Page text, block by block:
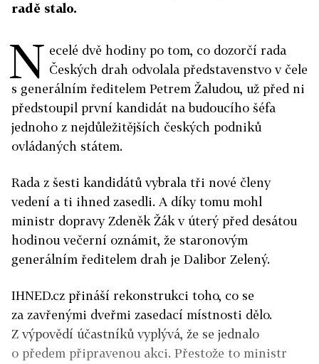
radě stalo.
N ecelé dvě hodiny po tom, co dozorčí rada
Českých drah odvolala představenstvo v čele
s generálním ředitelem Petrem Žaludou, už před ni
předstoupil první kandidát na budoucího šéfa
jednoho z nejdůležitějších českých podniků
ovládaných státem.
Rada z šesti kandidátů vybrala tři nové členy
vedení a ti ihned zasedli. A díky tomu mohl
ministr dopravy Zdeněk Žák v úterý před desátou
hodinou večerní oznámit, že staronovým
generálním ředitelem drah je Dalibor Zelený.
IHNED.cz přináší rekonstrukci toho, co se
za zavřenými dveřmi zasedací místnosti dělo.
Z výpovědí účastníků vyplývá, že se jednalo
o předem připravenou akci. Přestože to ministr